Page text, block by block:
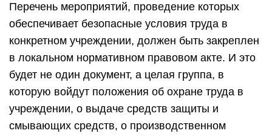
Перечень мероприятий, проведение которых
обеспечивает безопасные условия труда в
конкретном учреждении, должен быть закреплен
в локальном нормативном правовом акте. И это
будет не один документ, а целая группа, в
которую войдут положения об охране труда в
учреждении, о выдаче средств защиты и
смывающих средств, о производственном